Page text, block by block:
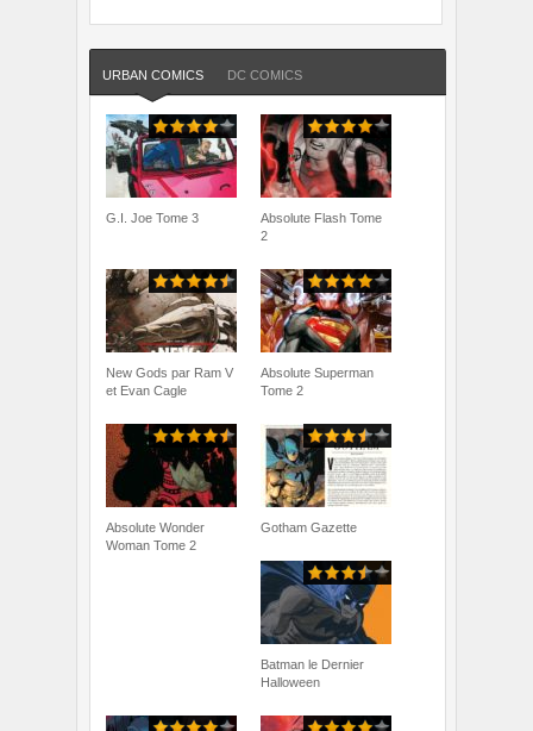
URBAN COMICS DC COMICS
G.I. Joe Tome 3
Absolute Flash Tome
2
New Gods par Ram V
et Evan Cagle
Absolute Superman
Tome 2
Absolute Wonder
Woman Tome 2
Gotham Gazette
Batman le Dernier
Halloween